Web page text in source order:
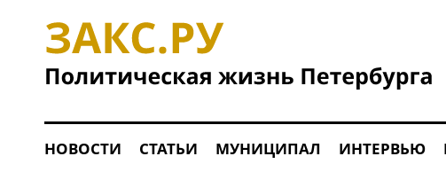
НОВОСТИ СТАТЬИ МУНИЦИПАЛ ИНТЕРВЬЮ